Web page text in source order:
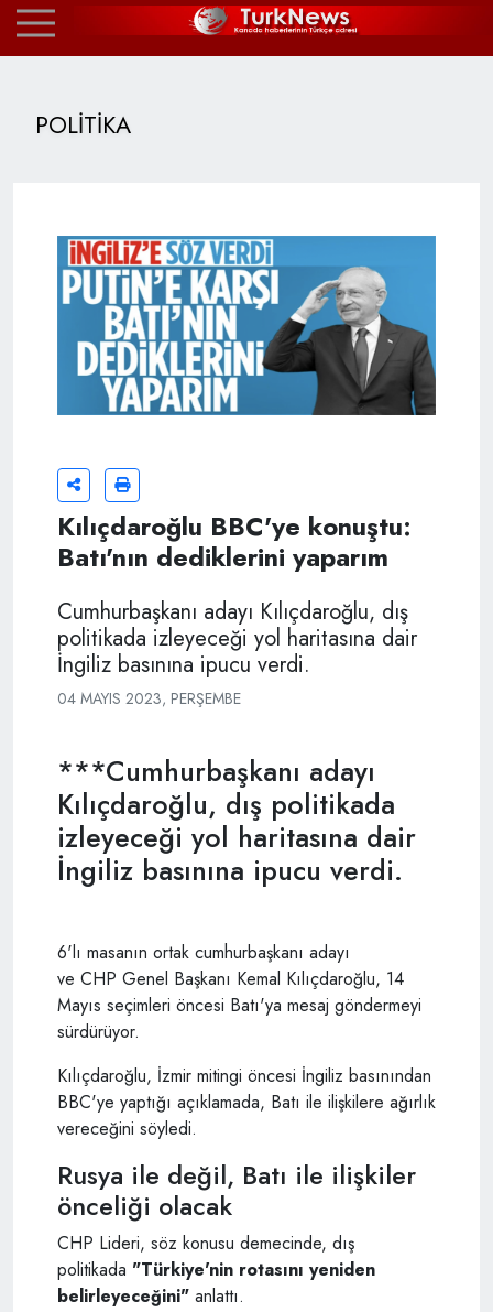
POLİTİKA
Kılıçdaroğlu BBC'ye konuştu:
Batı'nın dediklerini yaparım
Cumhurbaşkanı adayı Kılıçdaroğlu, dış
politikada izleyeceği yol haritasına dair
İngiliz basınına ipucu verdi.
04 MAYIS 2023, PERŞEMBE
***Cumhurbaşkanı adayı
Kılıçdaroğlu, dış politikada
izleyeceği yol haritasına dair
İngiliz basınına ipucu verdi.
6'lı masanın ortak cumhurbaşkanı adayı
ve CHP Genel Başkanı Kemal Kılıçdaroğlu, 14
Mayıs seçimleri öncesi Batı'ya mesaj göndermeyi
sürdürüyor.
Kılıçdaroğlu, İzmir mitingi öncesi İngiliz basınından
BBC'ye yaptığı açıklamada, Batı ile ilişkilere ağırlık
vereceğini söyledi.
Rusya ile değil, Batı ile ilişkiler
önceliği olacak
CHP Lideri, söz konusu demecinde, dış
politikada "Türkiye'nin rotasını yeniden
belirleyeceğini" anlattı.